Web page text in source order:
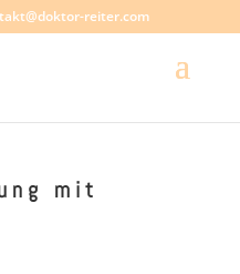
reiter.com
mit